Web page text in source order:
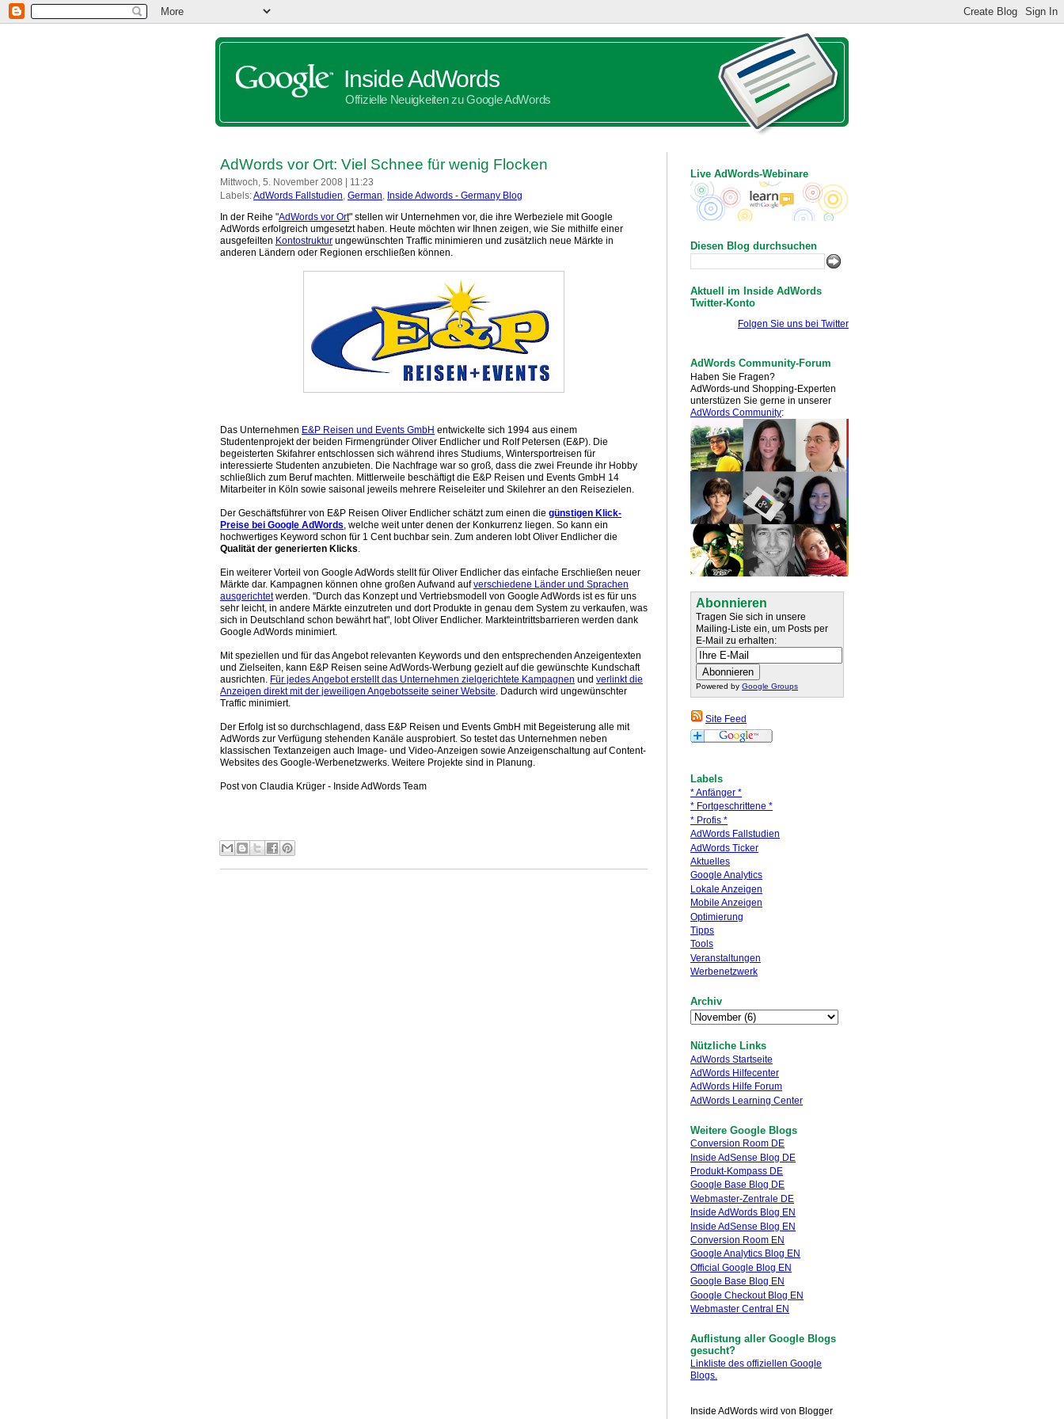
Inside AdWords
Offizielle Neuigkeiten zu Google AdWords
Live AdWords-Webinare
Diesen Blog durchsuchen
Aktuell im Inside AdWords
Twitter-Konto
Folgen Sie uns bei Twitter
AdWords Community-Forum
Haben Sie Fragen?
AdWords-und Shopping-Experten
unterstüzen Sie gerne in unserer
AdWords Community:
Abonnieren
Tragen Sie sich in unsere
Mailing-Liste ein, um Posts per
E-Mail zu erhalten:
Powered by Google Groups
Site Feed
Labels
* Anfänger *
* Fortgeschrittene *
* Profis *
AdWords Fallstudien
AdWords Ticker
Aktuelles
Google Analytics
Lokale Anzeigen
Mobile Anzeigen
Optimierung
Tipps
Tools
Veranstaltungen
Werbenetzwerk
Archiv
Nützliche Links
AdWords Startseite
AdWords Hilfecenter
AdWords Hilfe Forum
AdWords Learning Center
Weitere Google Blogs
Conversion Room DE
Inside AdSense Blog DE
Produkt-Kompass DE
Google Base Blog DE
Webmaster-Zentrale DE
Inside AdWords Blog EN
Inside AdSense Blog EN
Conversion Room EN
Google Analytics Blog EN
Official Google Blog EN
Google Base Blog EN
Google Checkout Blog EN
Webmaster Central EN
Auflistung aller Google Blogs
gesucht?
Linkliste des offiziellen Google
Blogs.
Inside AdWords wird von Blogger
AdWords vor Ort: Viel Schnee für wenig Flocken
Mittwoch, 5. November 2008 | 11:23
Labels:AdWords Fallstudien, German, Inside Adwords - Germany Blog
In der Reihe "AdWords vor Ort" stellen wir Unternehmen vor, die ihre Werbeziele mit Google
AdWords erfolgreich umgesetzt haben. Heute möchten wir Ihnen zeigen, wie Sie mithilfe einer
ausgefeilten Kontostruktur ungewünschten Traffic minimieren und zusätzlich neue Märkte in
anderen Ländern oder Regionen erschließen können.
Das Unternehmen E&P Reisen und Events GmbH entwickelte sich 1994 aus einem
Studentenprojekt der beiden Firmengründer Oliver Endlicher und Rolf Petersen (E&P). Die
begeisterten Skifahrer entschlossen sich während ihres Studiums, Wintersportreisen für
interessierte Studenten anzubieten. Die Nachfrage war so groß, dass die zwei Freunde ihr Hobby
schließlich zum Beruf machten. Mittlerweile beschäftigt die E&P Reisen und Events GmbH 14
Mitarbeiter in Köln sowie saisonal jeweils mehrere Reiseleiter und Skilehrer an den Reisezielen.
Der Geschäftsführer von E&P Reisen Oliver Endlicher schätzt zum einen die günstigen Klick-
Preise bei Google AdWords, welche weit unter denen der Konkurrenz liegen. So kann ein
hochwertiges Keyword schon für 1 Cent buchbar sein. Zum anderen lobt Oliver Endlicher die
Qualität der generierten Klicks.
Ein weiterer Vorteil von Google AdWords stellt für Oliver Endlicher das einfache Erschließen neuer
Märkte dar. Kampagnen können ohne großen Aufwand aufverschiedene Länder und Sprachen
ausgerichtetwerden. "Durch das Konzept und Vertriebsmodell von Google AdWords ist es für uns
sehr leicht, in andere Märkte einzutreten und dort Produkte in genau dem System zu verkaufen, was
sich in Deutschland schon bewährt hat", lobt Oliver Endlicher. Markteintrittsbarrieren werden dank
Google AdWords minimiert.
Mit speziellen und für das Angebot relevanten Keywords und den entsprechenden Anzeigentexten
und Zielseiten, kann E&P Reisen seine AdWords-Werbung gezielt auf die gewünschte Kundschaft
ausrichten. Für jedes Angebot erstellt das Unternehmen zielgerichtete Kampagnen und verlinkt die
Anzeigen direkt mit der jeweiligen Angebotsseite seiner Website. Dadurch wird ungewünschter
Traffic minimiert.
Der Erfolg ist so durchschlagend, dass E&P Reisen und Events GmbH mit Begeisterung alle mit
AdWords zur Verfügung stehenden Kanäle ausprobiert. So testet das Unternehmen neben
klassischen Textanzeigen auch Image- und Video-Anzeigen sowie Anzeigenschaltung auf Content-
Websites des Google-Werbenetzwerks. Weitere Projekte sind in Planung.
Post von Claudia Krüger - Inside AdWords Team